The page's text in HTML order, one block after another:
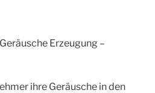
Erzeugung –
ihre Geräusche in den